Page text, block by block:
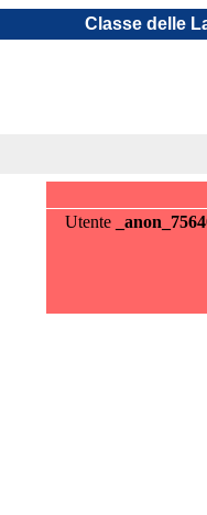
Classe delle
Utente